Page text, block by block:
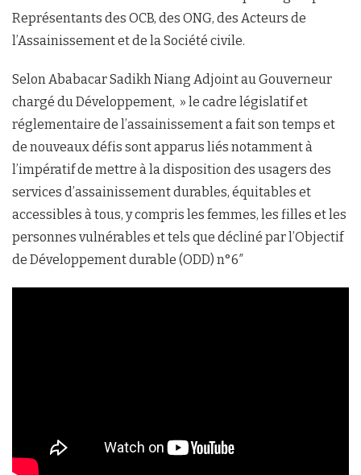
Représentants des OCB, des ONG, des Acteurs de
l’Assainissement et de la Société civile.
Selon Ababacar Sadikh Niang Adjoint au Gouverneur
chargé du Développement, » le cadre législatif et
réglementaire de l’assainissement a fait son temps et
de nouveaux défis sont apparus liés notamment à
l’impératif de mettre à la disposition des usagers des
services d’assainissement durables, équitables et
accessibles à tous, y compris les femmes, les filles et les
personnes vulnérables et tels que décliné par l’Objectif
de Développement durable (ODD) n°6″